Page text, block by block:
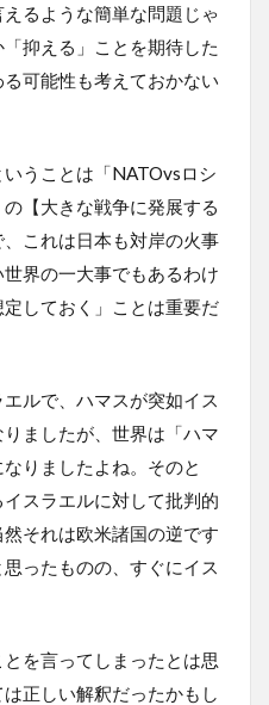
るような簡単な問題じゃ
抑える」ことを期待した
可能性も考えておかない
うことは「NATOvsロシ
【大きな戦争に発展する
これは日本も対岸の火事
界の一大事でもあるわけ
しておく」ことは重要だ
ルで、ハマスが突如イス
ましたが、世界は「ハマ
りましたよね。そのと
スラエルに対して批判的
それは欧米諸国の逆です
ったものの、すぐにイス
を言ってしまったとは思
正しい解釈だったかもし